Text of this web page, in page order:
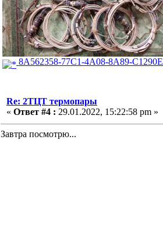
8A562358-77C1-4A08-8A89-
Re: 2ТЦТ термопары
« Ответ #4 : 29.01.2022, 15:22:58 pm »
Завтра посмотрю...